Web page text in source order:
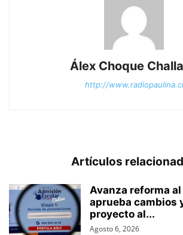
Álex Choque
http://www.radiopaulina.cl
Artículos
Avanza reforma al
aprueba cambios
proyecto al...
Agosto 6, 2026